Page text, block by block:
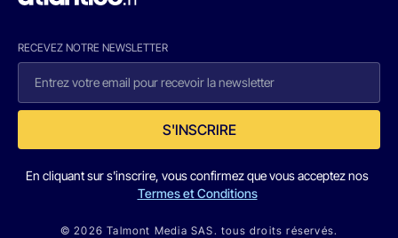
RECEVEZ NOTRE NEWSLETTER
S'INSCRIRE
En cliquant sur s'inscrire, vous confirmez que vous acceptez nos
Termes et Conditions
© 2026 Talmont Media SAS. tous droits réservés.